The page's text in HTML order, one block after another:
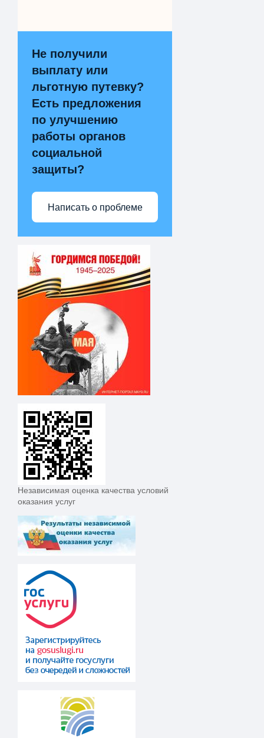
Не получили
выплату или
льготную путевку?
Есть предложения
по улучшению
работы органов
социальной
защиты?
Написать о проблеме
Независимая оценка качества условий
оказания услуг